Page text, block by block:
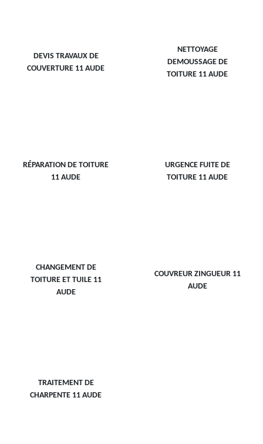
DEVIS TRAVAUX DE
COUVERTURE 11 AUDE
NETTOYAGE
DEMOUSSAGE DE
TOITURE 11 AUDE
RÉPARATION DE TOITURE
11 AUDE
URGENCE FUITE DE
TOITURE 11 AUDE
CHANGEMENT DE
TOITURE ET TUILE 11
AUDE
COUVREUR ZINGUEUR 11
AUDE
TRAITEMENT DE
CHARPENTE 11 AUDE